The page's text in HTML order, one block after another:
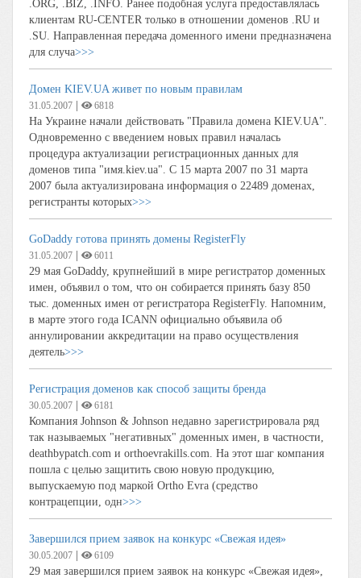
.ORG, .BIZ, .INFO. Ранее подобная услуга предоставлялась
клиентам RU-CENTER только в отношении доменов .RU и
.SU. Направленная передача доменного имени предназначена
для случа>>>
Домен KIEV.UA живет по новым правилам
31.05.2007 6818
На Украине начали действовать "Правила домена KIEV.UA".
Одновременно с введением новых правил началась
процедура актуализации регистрационных данных для
доменов типа "имя.kiev.ua". С 15 марта 2007 по 31 марта
2007 была актуализирована информация о 22489 доменах,
регистранты которых>>>
GoDaddy готова принять домены RegisterFly
31.05.2007 6011
29 мая GoDaddy, крупнейший в мире регистратор доменных
имен, объявил о том, что он собирается принять базу 850
тыс. доменных имен от регистратора RegisterFly. Напомним,
в марте этого года ICANN официально объявила об
аннулировании аккредитации на право осуществления
деятель>>>
Регистрация доменов как способ защиты бренда
30.05.2007 6181
Компания Johnson & Johnson недавно зарегистрировала ряд
так называемых "негативных" доменных имен, в частности,
deathbypatch.com и orthoevrakills.com. На этот шаг компания
пошла с целью защитить свою новую продукцию,
выпускаемую под маркой Ortho Evra (средство
контрацепции, одн>>>
Завершился прием заявок на конкурс «Свежая идея»
30.05.2007 6109
29 мая завершился прием заявок на конкурс «Свежая идея»,